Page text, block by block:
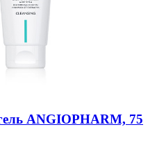
ANGIOPHARM, 75